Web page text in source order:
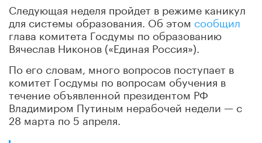
Следующая неделя пройдет в режиме каникул
для системы образования. Об этом сообщил
глава комитета Госдумы по образованию
Вячеслав Никонов («Единая Россия»).
По его словам, много вопросов поступает в
комитет Госдумы по вопросам обучения в
течение объявленной президентом РФ
Владимиром Путиным нерабочей недели — с
28 марта по 5 апреля.